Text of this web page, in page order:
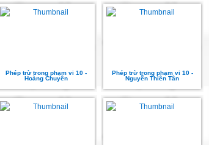
Phép trừ trong phạm vi 10 -
Hoàng Chuyên
Phép trừ trong phạm vi 10 -
Nguyễn Thiên Tân